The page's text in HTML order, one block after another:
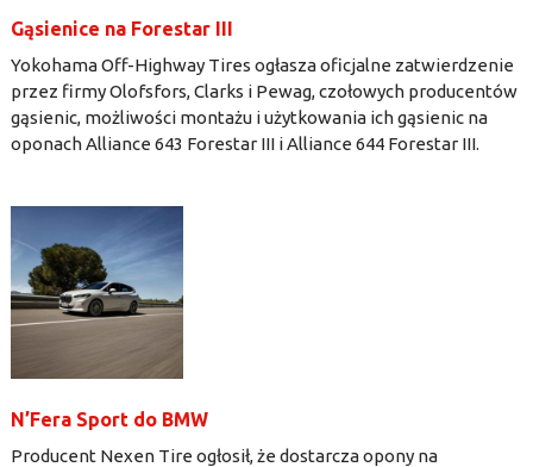
Gąsienice na Forestar III
Yokohama Off-Highway Tires ogłasza oficjalne zatwierdzenie
przez firmy Olofsfors, Clarks i Pewag, czołowych producentów
gąsienic, możliwości montażu i użytkowania ich gąsienic na
oponach Alliance 643 Forestar III i Alliance 644 Forestar III.
N’Fera Sport do BMW
Producent Nexen Tire ogłosił, że dostarcza opony na